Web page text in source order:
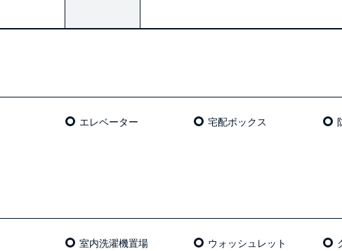
エレベーター 宅配ボックス
室内洗濯機置場 ウォッシュレット